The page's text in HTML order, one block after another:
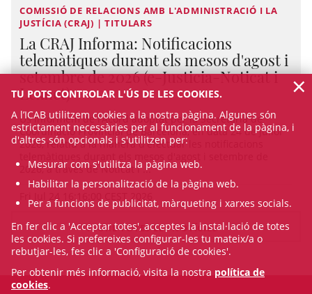
COMISSIÓ DE RELACIONS AMB L'ADMINISTRACIÓ I LA
JUSTÍCIA (CRAJ) | TITULARS
La CRAJ Informa: Notificacions
telemàtiques durant els mesos d'agost i
setembre de 2026 (e-Justicia-Noticat i
Lexnet)
Us informem de l’Acord adoptat per la Secretaria de
Coordinació Provincial de Barcelona, en data 24 de juliol
2026, relatiu a la manera d'efectuar les notificacions
2026, a través de Noticat i ...
Fri Jul 24 16:16:00 CEST 2026
VEURE TOTES LES NOTÍCIES
TU POTS CONTROLAR L'ÚS DE LES COOKIES.
A l’ICAB utilitzem cookies a la nostra pàgina. Algunes són
estrictament necessàries per al funcionament de la pàgina, i
d'altres són opcionals i s'utilitzen per:
Mesurar com s'utilitza la pàgina web.
Habilitar la personalització de la pàgina web.
Per a funcions de publicitat, màrqueting i xarxes socials.
En fer clic a 'Acceptar totes', acceptes la instal·lació de totes
les cookies. Si prefereixes configurar-les tu mateix/a o
rebutjar-les, fes clic a 'Configuració de cookies'.
Per obtenir més informació, visita la nostra política de
cookies.
×